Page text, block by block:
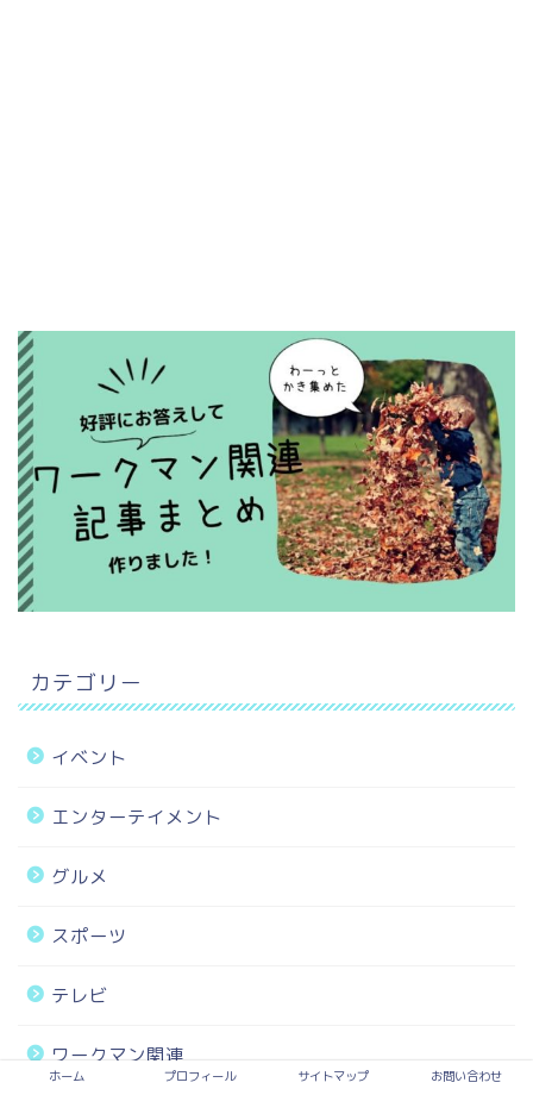
カテゴリー
イベント
エンターテイメント
グルメ
スポーツ
テレビ
ワークマン関連
ホーム プロフィール サイトマップ お問い合わせ